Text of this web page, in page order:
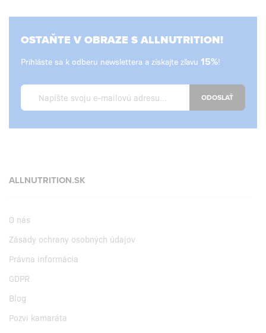
OSTAŇTE V OBRAZE S ALLNUTRITION!
Prihláste sa k odberu newslettera a získajte zľavu 15%!
ODOSLAŤ
ALLNUTRITION.SK
O nás
Zásady ochrany osobných údajov
Právna informácia
GDPR
Blog
Pozvi kamaráta